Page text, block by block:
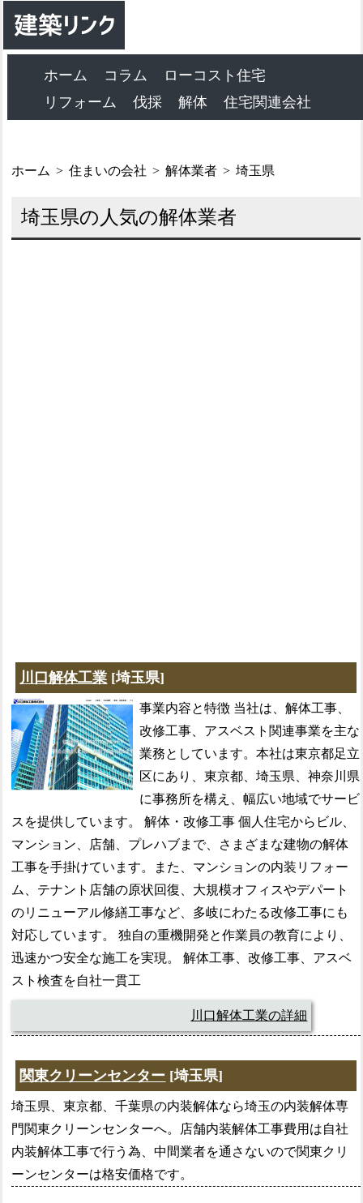
ホーム コラム
ローコスト住宅
リフォーム
伐採 解体 住宅関連会社
ホーム 住まいの会社 解体業者 埼玉県
埼玉県の人気の解体業者
川口解体工業 [埼玉県]
事業内容と特徴 当社は、解体工事、
改修工事、アスベスト関連事業を主な
業務としています。本社は東京都足立
区にあり、東京都、埼玉県、神奈川県
に事務所を構え、幅広い地域でサービ
スを提供しています。 解体・改修工事 個人住宅からビル、
マンション、店舗、プレハブまで、さまざまな建物の解体
工事を手掛けています。また、マンションの内装リフォー
ム、テナント店舗の原状回復、大規模オフィスやデパート
のリニューアル修繕工事など、多岐にわたる改修工事にも
対応しています。 独自の重機開発と作業員の教育により、
迅速かつ安全な施工を実現。 解体工事、改修工事、アスベ
スト検査を自社一貫工
川口解体工業の詳細
関東クリーンセンター [埼玉県]
埼玉県、東京都、千葉県の内装解体なら埼玉の内装解体専
門関東クリーンセンターへ。店舗内装解体工事費用は自社
内装解体工事で行う為、中間業者を通さないので関東クリ
ーンセンターは格安価格です。